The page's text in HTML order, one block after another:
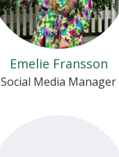
Emelie Fransson
Social Media Manager